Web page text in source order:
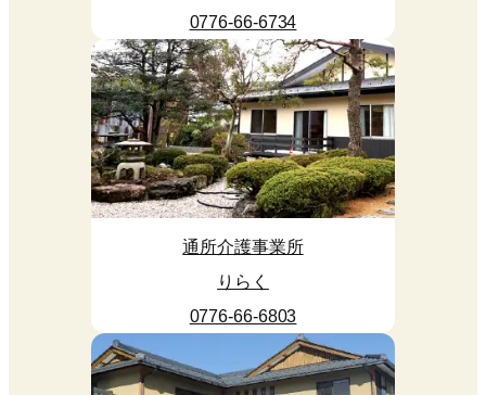
0776-66-6734
通所介護事業所
りらく
0776-66-6803